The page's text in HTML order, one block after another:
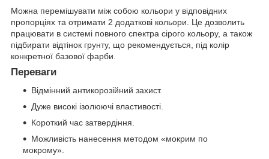
Можна перемішувати між собою кольори у відповідних
пропорціях та отримати 2 додаткові кольори. Це дозволить
працювати в системі повного спектра сірого кольору, а також
підбирати відтінок грунту, що рекомендується, під колір
конкретної базової фарби.
Переваги
Відмінний антикорозійний захист.
Дуже високі ізолюючі властивості.
Короткий час затвердіння.
Можливість нанесення методом «мокрим по
мокрому».